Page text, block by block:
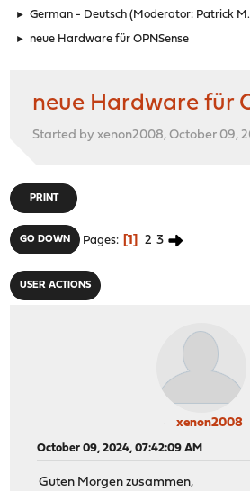
► German - Deutsch (Moderator: Patrick
► neue Hardware für OPNSense
neue Hardware für
Started by xenon2008, October 09,
PRINT
GO DOWN Pages 1 2 3
USER ACTIONS
xenon2008
October 09, 2024, 07:42:09 AM
Guten Morgen zusammen,